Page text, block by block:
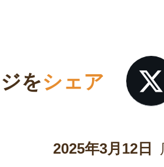
をシェア
2025年3月12日